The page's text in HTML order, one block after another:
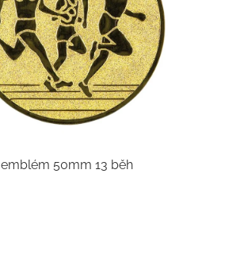
emblém 50mm 13 běh